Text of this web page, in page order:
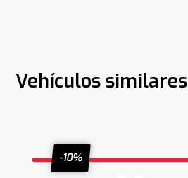
Vehículos similares
-10%